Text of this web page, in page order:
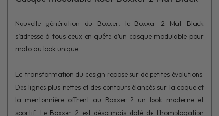
Nouvelle génération du Boxxer, le Boxxer 2 Mat Black
s’adresse à tous ceux en quête d’un casque modulable pour
moto au look unique.
La transformation du design repose sur de petites évolutions.
Des lignes plus nettes et des contours élancés sur la coque et
la mentonnière offrent au Boxxer 2 un look moderne et
sportif. Le Boxxer 2 est désormais doté de l'homologation